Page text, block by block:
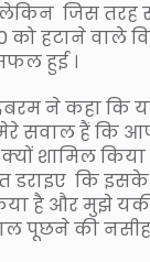
। लेकिन जिस
हटाने वाले
हुई ।
ने कहा कि
सवाल हैं कि
शामिल
कि इसके
है और मुझे
पूछने की